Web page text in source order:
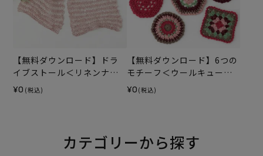
【無料ダウンロード】ドラ
イブストール＜リネンナチ
ュール＞（レシピ）
¥0 (税込)
【無料ダウンロード】6つの
モチーフ＜ウールキュート
＞（レシピ）
¥0 (税込)
カテゴリーから探す